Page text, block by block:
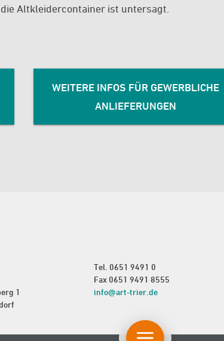
Altkleidercontainer ist untersagt.
WEITERE INFOS FÜR GEWERBLICHE
ANLIEFERUNGEN
1
Tel. 0651 9491 0
Fax 0651 9491 8555
info@art-trier.de